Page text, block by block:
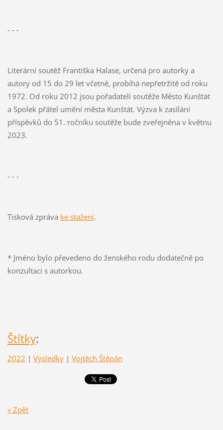
- - -
Literární soutěž Františka Halase, určená pro autorky a
autory od 15 do 29 let včetně, probíhá nepřetržitě od roku
1972. Od roku 2012 jsou pořadateli soutěže Město Kunštát
a Spolek přátel umění města Kunštát. Výzva k zasílání
příspěvků do 51. ročníku soutěže bude zveřejněna v květnu
2023.
- - -
Tisková zpráva ke stažení.
* Jméno bylo převedeno do ženského rodu dodatečně po
konzultaci s autorkou.
Štítky:
2022 | Výsledky | Vojtěch Štěpán
« Zpět